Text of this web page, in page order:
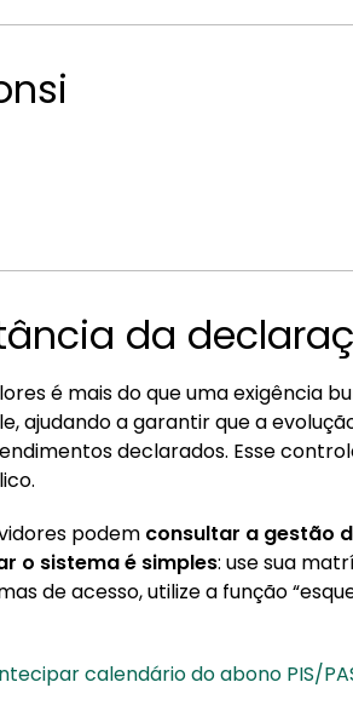
da
é mais do que uma exigência
ajudando a garantir que a
declarados. Esse
podem consultar a gestão
o sistema é simples: use sua
de acesso, utilize a função
calendário do abono PIS/